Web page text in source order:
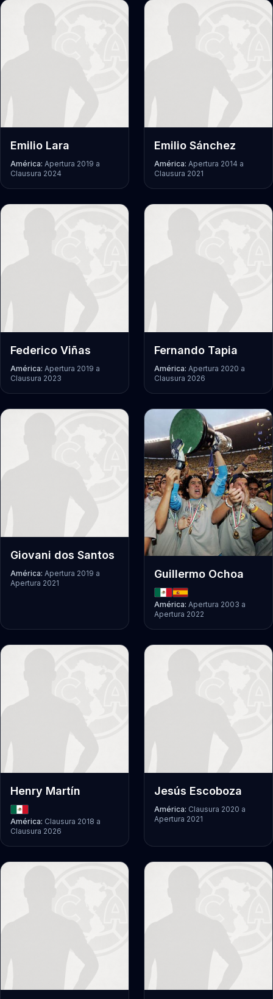
Emilio Lara
América: Apertura 2019 a
Clausura 2024
Emilio Sánchez
América: Apertura 2014 a
Clausura 2021
Federico Viñas
América: Apertura 2019 a
Clausura 2023
Fernando Tapia
América: Apertura 2020 a
Clausura 2026
Giovani dos Santos
América: Apertura 2019 a
Apertura 2021
Guillermo Ochoa
América: Apertura 2003 a
Apertura 2022
Henry Martín
América: Clausura 2018 a
Clausura 2026
Jesús Escoboza
América: Clausura 2020 a
Apertura 2021